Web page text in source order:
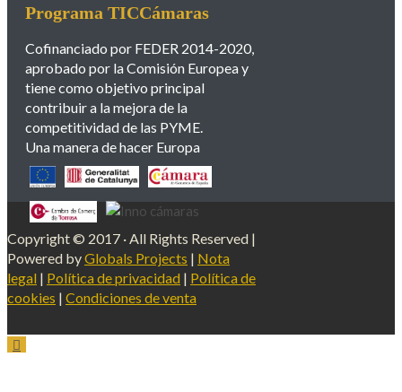
Programa TICCámaras
Cofinanciado por FEDER 2014-2020,
aprobado por la Comisión Europea y
tiene como objetivo principal
contribuir a la mejora de la
competitividad de las PYME.
Una manera de hacer Europa
Copyright © 2017 · All Rights Reserved |
Powered byGlobals Projects | Nota
legal | Política de privacidad | Política de
cookies | Condiciones de venta